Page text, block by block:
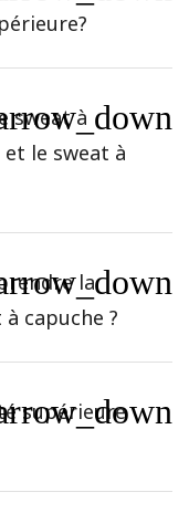
sweat à
le sweat à
la
capuche ?
supérieure